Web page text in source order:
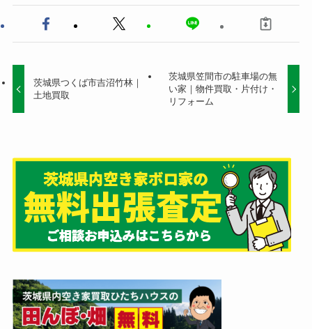
茨城県つくば市吉沼竹林｜
土地買取
茨城県笠間市の駐車場の無
い家｜物件買取・片付け・
リフォーム